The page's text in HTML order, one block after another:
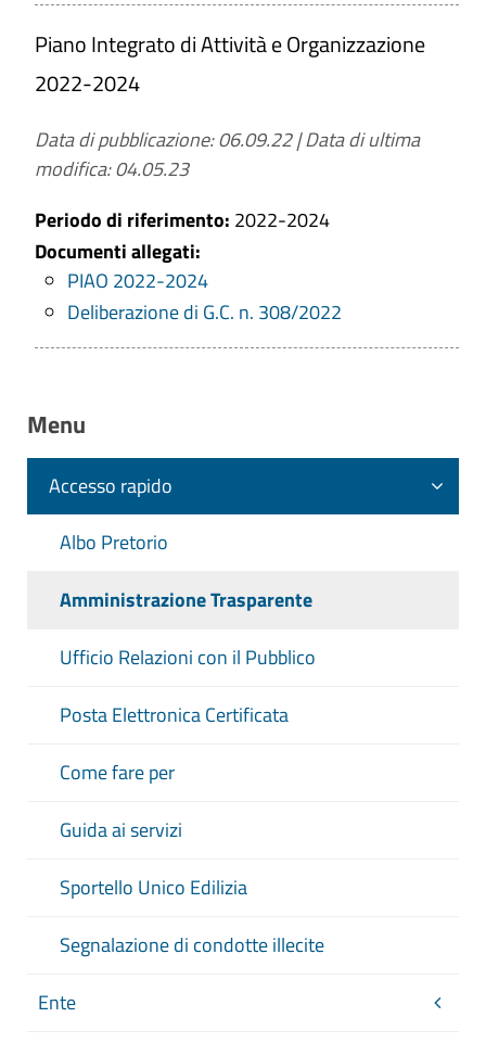
Piano Integrato di Attività e Organizzazione
2022-2024
Data di pubblicazione: 06.09.22|Data di ultima
modifica: 04.05.23
Periodo di riferimento: 2022-2024
Documenti allegati:
PIAO 2022-2024
Deliberazione di G.C. n. 308/2022
Menu
Accesso rapido
Albo Pretorio
Amministrazione Trasparente
Ufficio Relazioni con il Pubblico
Posta Elettronica Certificata
Come fare per
Guida ai servizi
Sportello Unico Edilizia
Segnalazione di condotte illecite
Ente